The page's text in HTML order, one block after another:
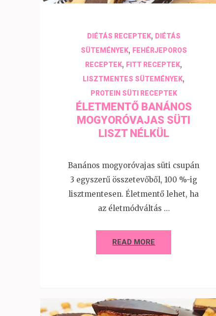
DIÉTÁS RECEPTEK, DIÉTÁS
SÜTEMÉNYEK, FEHÉRJEPOROS
RECEPTEK, FITT RECEPTEK,
LISZTMENTES SÜTEMÉNYEK,
PROTEIN SÜTI RECEPTEK
ÉLETMENTŐ BANÁNOS
MOGYORÓVAJAS SÜTI
LISZT NÉLKÜL
Banános mogyoróvajas süti csupán
3 egyszerű összetevőből, 100 %-ig
lisztmentesen. Életmentő lehet, ha
az életmódváltás …
READ MORE